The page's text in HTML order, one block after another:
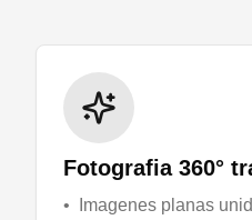
Fotografia 360°
•
Imagenes planas